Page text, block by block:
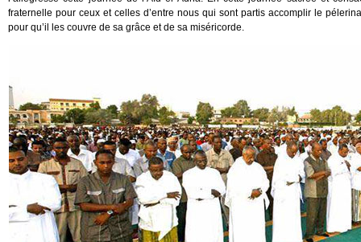
fraternelle pour ceux et celles d’entre nous qui sont partis accomplir le
pour qu’il les couvre de sa grâce et de sa miséricorde.